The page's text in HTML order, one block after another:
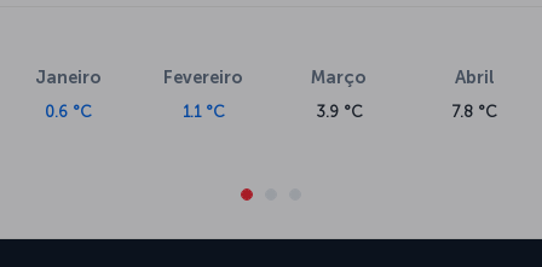
Janeiro
0.6 °C
Fevereiro
1.1 °C
Março
3.9 °C
Abril
7.8 °C